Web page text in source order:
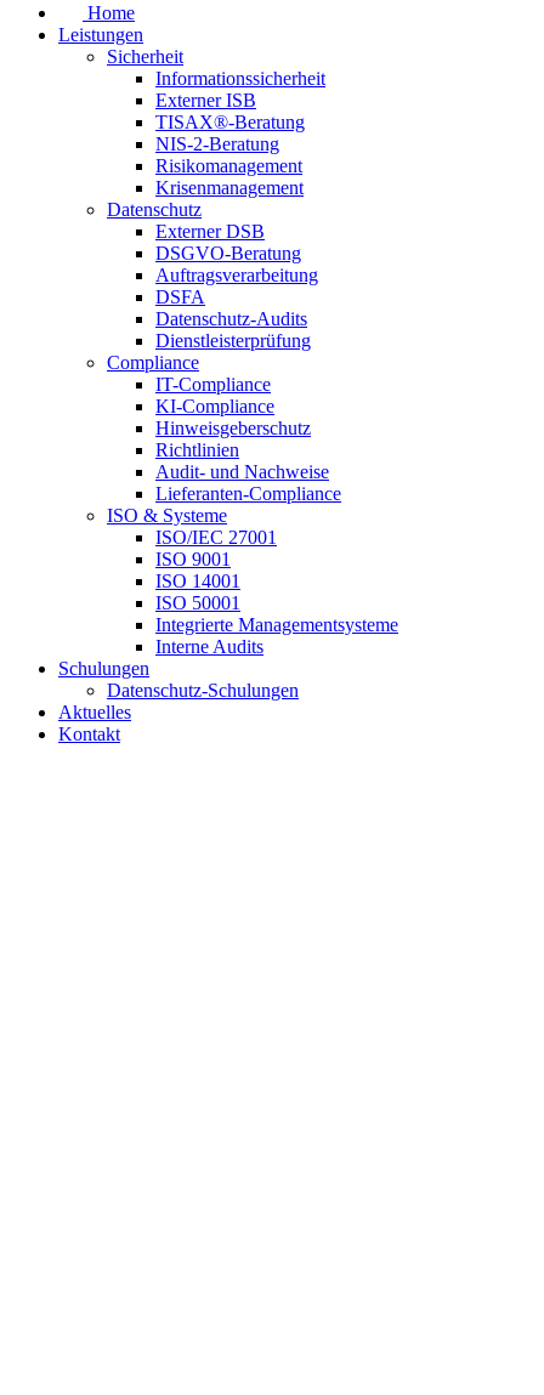
Home
Leistungen
Sicherheit
Informationssicherheit
Externer ISB
TISAX®-Beratung
NIS-2-Beratung
Risikomanagement
Krisenmanagement
Datenschutz
Externer DSB
DSGVO-Beratung
Auftragsverarbeitung
DSFA
Datenschutz-Audits
Dienstleisterprüfung
Compliance
IT-Compliance
KI-Compliance
Hinweisgeberschutz
Richtlinien
Audit- und Nachweise
Lieferanten-Compliance
ISO & Systeme
ISO/IEC 27001
ISO 9001
ISO 14001
ISO 50001
Integrierte Managementsysteme
Interne Audits
Schulungen
Datenschutz-Schulungen
Aktuelles
Kontakt